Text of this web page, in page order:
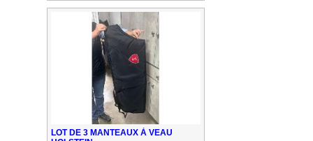
LOT DE 3 MANTEAUX À VEAU